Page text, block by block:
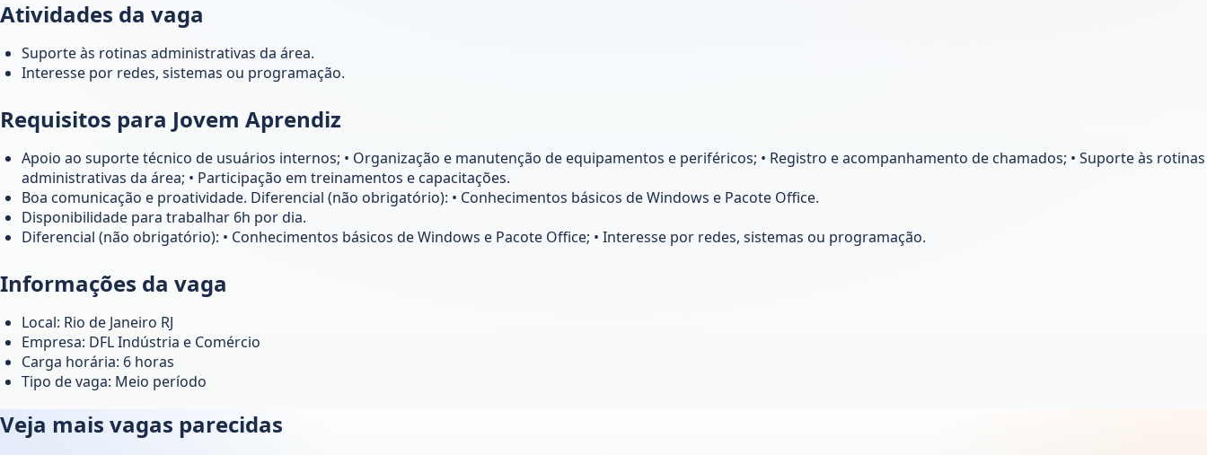
Atividades da vaga
Suporte às rotinas administrativas da área.
Interesse por redes, sistemas ou programação.
Requisitos para Jovem Aprendiz
Apoio ao suporte técnico de usuários internos; • Organização e manutenção de equipamentos e periféricos; • Registro e acompanhamento de chamados; • Suporte às rotinas
administrativas da área; • Participação em treinamentos e capacitações.
Boa comunicação e proatividade. Diferencial (não obrigatório): • Conhecimentos básicos de Windows e Pacote Office.
Disponibilidade para trabalhar 6h por dia.
Diferencial (não obrigatório): • Conhecimentos básicos de Windows e Pacote Office; • Interesse por redes, sistemas ou programação.
Informações da vaga
Local: Rio de Janeiro RJ
Empresa: DFL Indústria e Comércio
Carga horária: 6 horas
Tipo de vaga: Meio período
Veja mais vagas parecidas